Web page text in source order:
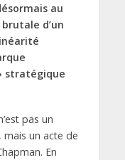
au
d’un
stratégique
pas un
un acte de
En